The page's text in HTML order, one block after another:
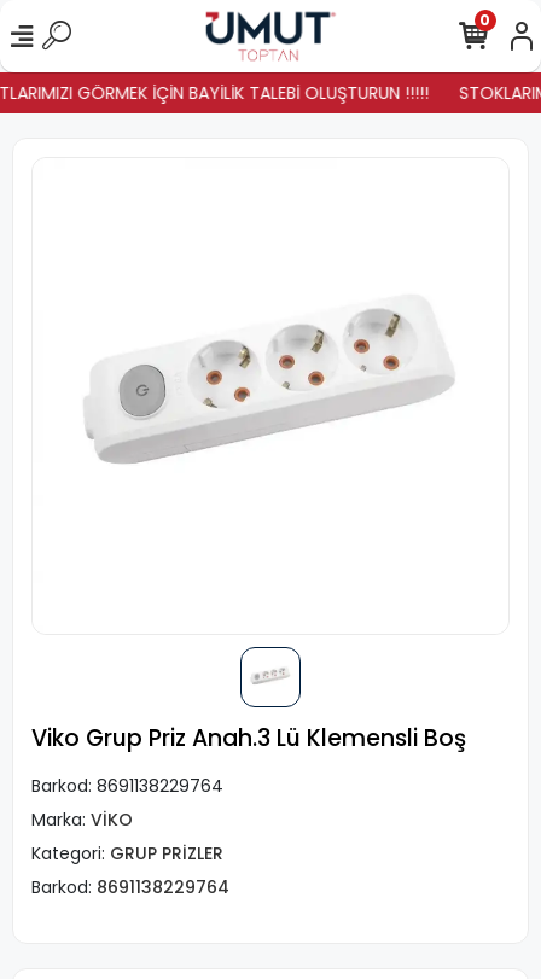
GÖRMEK İÇİN BAYİLİK TALEBİ OLUŞTURUN !!!!!
0
Viko Grup Priz Anah.3 Lü Klemensli Boş
Barkod: 8691138229764
Marka: VİKO
Kategori: GRUP PRİZLER
Barkod: 8691138229764